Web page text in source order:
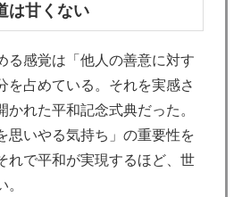
は甘くない
る感覚は「他人の善意に対す
を占めている。それを実感さ
かれた平和記念式典だった。
思いやる気持ち」の重要性を
れで平和が実現するほど、世